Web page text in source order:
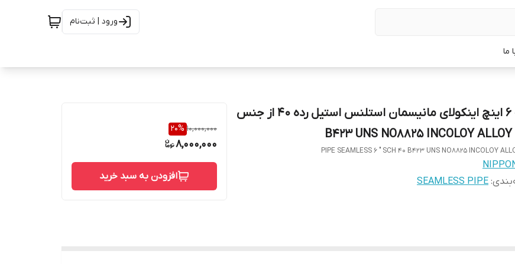
ورود | ثبت‌نام
ما
لوله 6 اینچ اینکولای مانیسمان استلنس استیل رده 40 از جنس
B423 UNS NO8825 INCOLOY
PIPE SEAMLESS 6 " SCH 40 B423 UNS NO8825 INCOLOY
:
SEAMLESS PIPE
10,000,000
20%
8,000,000
افزودن به سبد خرید